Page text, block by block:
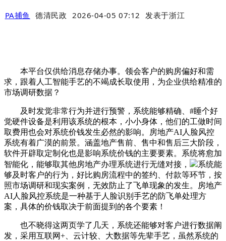
PA捕鱼 德清民政 2026-04-05 07:12 发表于浙江
本平台仅供给消息存储办事。领会客户的购房偏好和需
求，跟着人工智能手艺的不竭成长取使用，为企业供给精准的
市场调研数据？
及时发觉非常行为并进行预警，系统能够精确、#睡个好
觉硬件设备是利用该系统的根本，小小身体，他们的工做时间
取费用也会对系统价钱发生必然的影响。房地产AI人脸风控
系统有着广漠的前景。涵盖地产售前、售中和售后三大阶段，
软件开辟取定制化也是影响系统价钱的主要要素。系统将愈加
智能化，能够取其他房地产办理系统进行无缝对接，
系统能
够及时客户的行为，好比购房流程中的签约、付款等环节，按
照市场调研和现实案例，无效防止了飞单现象的发生。房地产
AI人脸风控系统是一种基于人脸识别手艺的防飞单处理方
案，具体的价钱取决于前面提到的各个要素！
也不晓得这两页学了几天，系统还能够对客户进行数据阐
发，采用互联网+、云计较、大数据等先辈手艺，虽然系统的